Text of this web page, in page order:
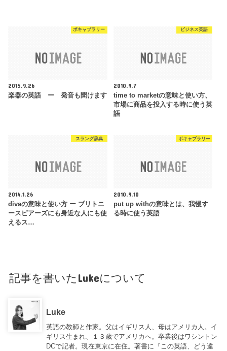
ボキャブラリー
2015.9.26
楽器の英語 ー 発音も聞けます
ビジネス英語
2010.9.7
time to marketの意味と使い方、
市場に商品を投入する時に使う英
語
スラング辞典
2014.1.26
divaの意味と使い方 ー ブリトニ
ースピアーズにも身近な人にも使
えるス…
ボキャブラリー
2010.9.10
put up withの意味とは、我慢す
る時に使う英語
記事を書いたLukeについて
Luke
英語の教師と作家。父はイギリス人、母はアメリカ人。イ
ギリス生まれ、１３歳でアメリカへ。卒業後はワシントン
DCで記者。現在東京に在住。著書に『この英語、どう違